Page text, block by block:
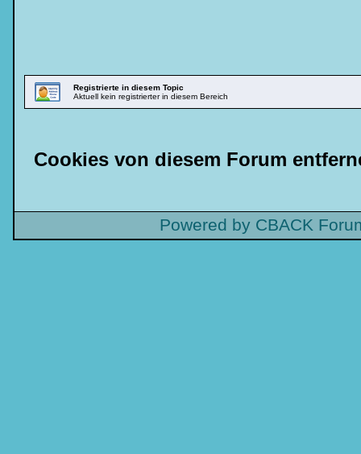
Registrierte in diesem Topic
Aktuell kein registrierter in diesem Bereich
Cookies von diesem Forum
Powered by CBACK